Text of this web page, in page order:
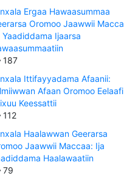
Ergaa Hawaasummaa
Oromoo Jaawwii
Yaadiddama Ijaarsa
187
Ittifayyadama Afaanii:
Afaan Oromoo Eelaafi
Keessattii
112
Haalawwan Geerarsa
Jaawwii Maccaa: Ija
Haalawaatiin
79